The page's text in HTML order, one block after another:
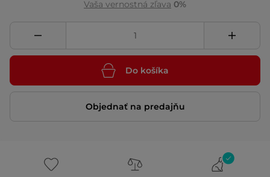
Vaša vernostná zľava 0%
Do košíka
Objednať na predajňu